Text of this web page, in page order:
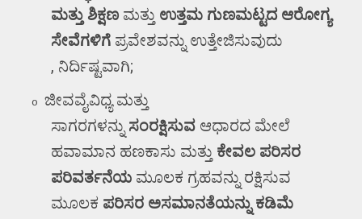
ಮತ್ತು ಶಿಕ್ಷಣ ಮತ್ತು ಉತ್ತಮ ಗುಣಮಟ್ಟದ ಆರೋಗ್ಯ
ಸೇವೆಗಳಿಗೆ ಪ್ರವೇಶವನ್ನು ಉತ್ತೇಜಿಸುವುದು
, ನಿರ್ದಿಷ್ಟವಾಗಿ;
o
ಜೀವವೈವಿಧ್ಯ ಮತ್ತು
ಸಾಗರಗಳನ್ನು ಸಂರಕ್ಷಿಸುವ ಆಧಾರದ ಮೇಲೆ
ಹವಾಮಾನ ಹಣಕಾಸು ಮತ್ತು ಕೇವಲ ಪರಿಸರ
ಪರಿವರ್ತನೆಯ ಮೂಲಕ ಗ್ರಹವನ್ನು ರಕ್ಷಿಸುವ
ಮೂಲಕ ಪರಿಸರ ಅಸಮಾನತೆಯನ್ನು ಕಡಿಮೆ